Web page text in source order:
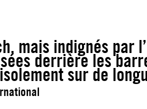
mais indignés par
derrière les
sur de